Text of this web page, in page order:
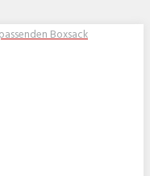
Boxsack